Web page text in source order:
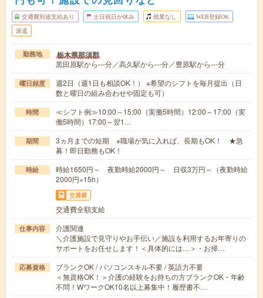
交通費別途支給あり 土日祝日が休み 残業なし WEB登録OK
派遣
勤務地 栃木県那須郡
黒田原駅から---分／高久駅から---分／豊原駅から---分
曜日頻度
週2日（週1日も相談OK！） ※希望のシフトを毎月提出（日
数と曜日の組み合わせや固定も可）
時間
≪シフト例≫10:00～15:00（実働5時間）12:00～17:00（実
働5時間）17:00～翌1…
期間
3ヵ月までの短期 ※職場が気に入れば、長期もOK！ ★急
募！即日勤務もOK！
時給
時給1650円～ 夜勤時給2000円～ 日収3万円～（夜勤時給
2000円×15h）
交通費
交通費全額支給
仕事内容
介護関連
＼介護施設で見守りやお手伝い／施設を利用するお年寄りの
サポートをお任せします！＜具体的には…＞・お掃…
応募資格
ブランクOK / パソコンスキル不要 / 英語力不要
＜無資格OK！＞介護の経験をお持ちの方ブランクOK・年齢
不問！WワークOK10名以上募集中！履歴書不…